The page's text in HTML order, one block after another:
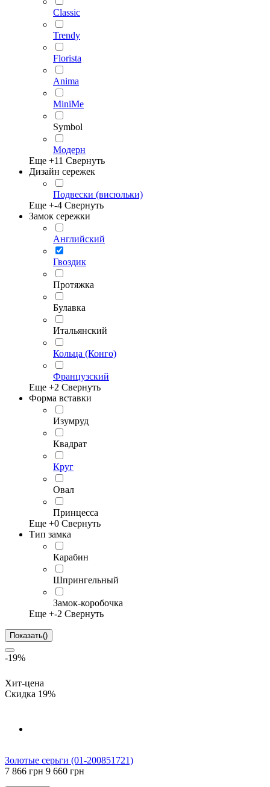
Classic
Trendy
Florista
Anima
MiniMe
Symbol
Модерн
Еще +11 Свернуть
Дизайн сережек
Подвески (висюльки)
Еще +-4 Свернуть
Замок сережки
Английский
Гвоздик
Протяжка
Булавка
Итальянский
Кольца (Конго)
Французский
Еще +2 Свернуть
Форма вставки
Изумруд
Квадрат
Круг
Овал
Принцесса
Еще +0 Свернуть
Тип замка
Карабин
Шпрингельный
Замок-коробочка
Еще +-2 Свернуть
Показать()
-19%
Хит-цена
Скидка 19%
Золотые серьги (01-200851721)
7 866 грн 9 660 грн